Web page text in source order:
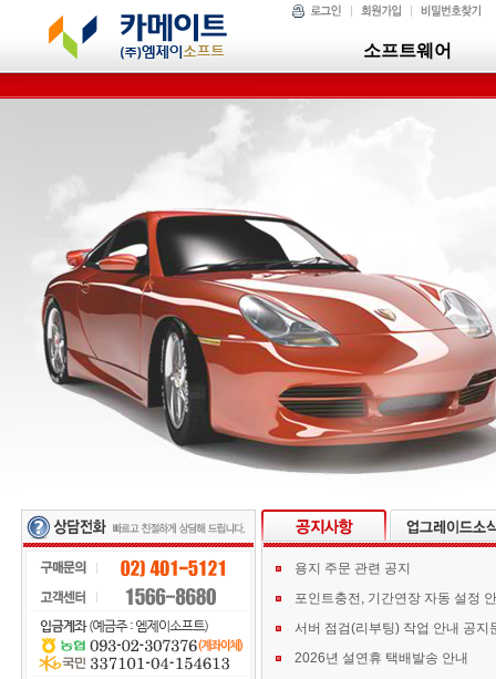
소프트웨어
용지 주문 관련 공지
포인트충전, 기간연장 자동 설정
서버 점검(리부팅) 작업 안내 공지
2026년 설연휴 택배발송 안내